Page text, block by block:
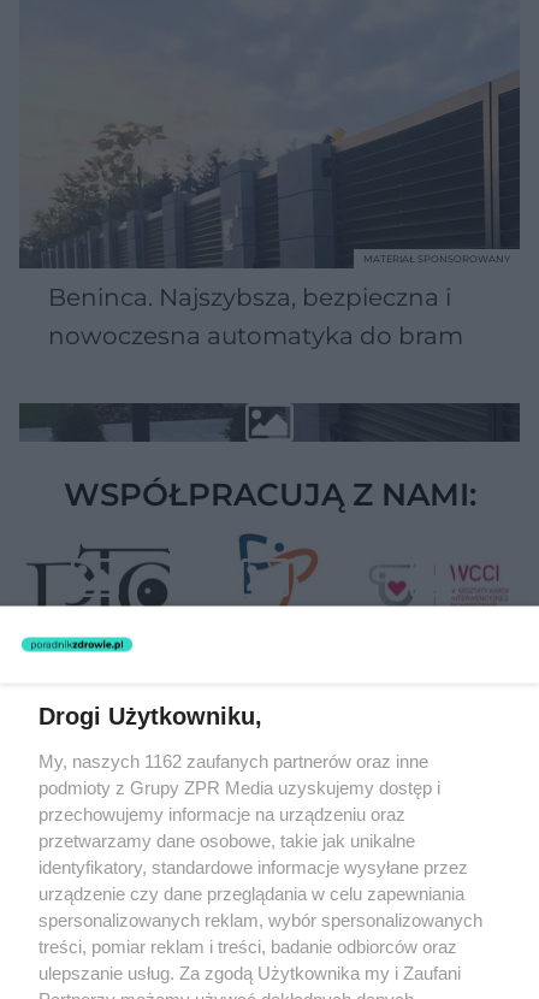
Beninca. Najszybsza, bezpieczna i
nowoczesna automatyka do bram
MATERIAŁ SPONSOROWANY
WSPÓŁPRACUJĄ Z NAMI:
Żaden utwór zamieszczony w serwisie nie może być powielany i
rozpowszechniany lub dalej rozpowszechniany w jakikolwiek sposób
(w tym także elektroniczny lub mechaniczny) na jakimkolwiek polu
eksploatacji w jakiejkolwiek formie, włącznie z umieszczaniem w
Internecie bez pisemnej zgody właściciela praw. Jakiekolwiek użycie
lub wykorzystanie utworów w całości lub w części z naruszeniem
prawa, tzn. bez właściwej zgody, jest zabronione pod groźbą kary i
może być ścigane prawnie.
Drogi Użytkowniku,
My, naszych 1162 zaufanych partnerów oraz inne
podmioty z Grupy ZPR Media uzyskujemy dostęp i
przechowujemy informacje na urządzeniu oraz
przetwarzamy dane osobowe, takie jak unikalne
identyfikatory, standardowe informacje wysyłane przez
urządzenie czy dane przeglądania w celu zapewniania
spersonalizowanych reklam, wybór spersonalizowanych
treści, pomiar reklam i treści, badanie odbiorców oraz
ulepszanie usług. Za zgodą Użytkownika my i Zaufani